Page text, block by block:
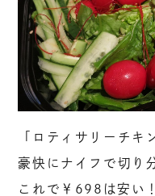
「ロティサリーチキ
豪快にナイフで切り
これで￥698は安い